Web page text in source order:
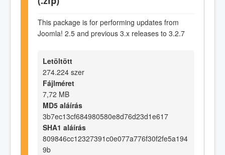
This package is for performing updates from
Joomla! 2.5 and previous 3.x releases to 3.2.7
Letöltött
274.224 szer
Fájlméret
7,72 MB
MD5 aláírás
3b7ec13cf684980580e8d76d23d1e617
SHA1 aláírás
809846cc12327391c0e077a776f30f2fe5a194
9b